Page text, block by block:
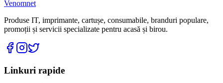
Venomnet
Produse IT, imprimante, cartușe, consumabile, branduri populare,
promoții și servicii specializate pentru acasă și birou.
Linkuri rapide